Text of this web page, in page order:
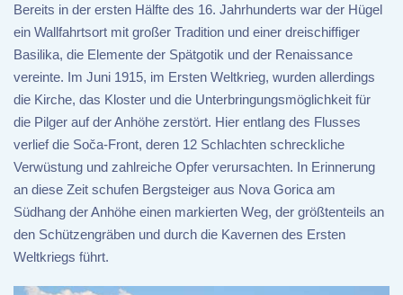
Bereits in der ersten Hälfte des 16. Jahrhunderts war der Hügel
ein Wallfahrtsort mit großer Tradition und einer dreischiffiger
Basilika, die Elemente der Spätgotik und der Renaissance
vereinte. Im Juni 1915, im Ersten Weltkrieg, wurden allerdings
die Kirche, das Kloster und die Unterbringungsmöglichkeit für
die Pilger auf der Anhöhe zerstört. Hier entlang des Flusses
verlief die Soča-Front, deren 12 Schlachten schreckliche
Verwüstung und zahlreiche Opfer verursachten. In Erinnerung
an diese Zeit schufen Bergsteiger aus Nova Gorica am
Südhang der Anhöhe einen markierten Weg, der größtenteils an
den Schützengräben und durch die Kavernen des Ersten
Weltkriegs führt.